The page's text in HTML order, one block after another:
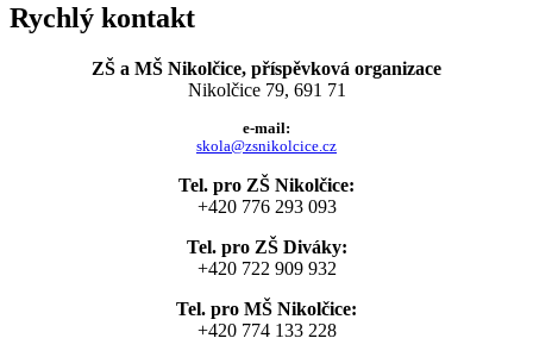
Rychlý kontakt
ZŠ a MŠ Nikolčice, příspěvková organizace
Nikolčice 79, 691 71
e-mail:
skola@zsnikolcice.cz
Tel. pro ZŠ Nikolčice:
+420 776 293 093
Tel. pro ZŠ Diváky:
+420 722 909 932
Tel. pro MŠ Nikolčice:
+420 774 133 228